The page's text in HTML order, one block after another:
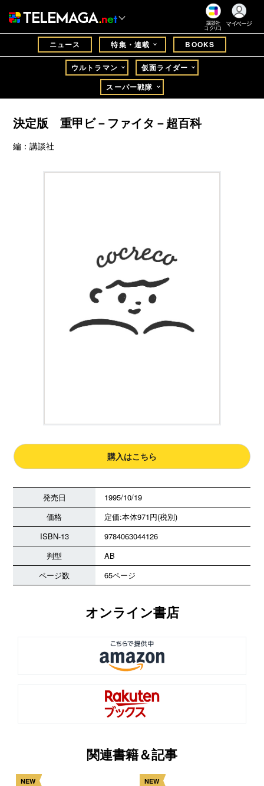
講談社
コクリコ
マイページ
ニュース 特集・連載 BOOKS
ウルトラマン
仮面ライダー
スーパー戦隊
決定版 重甲ビ－ファイタ－超百科
編：講談社
購入はこちら
発売日
1995/10/19
価格
定価:本体971円(税別)
ISBN-13
9784063044126
判型
AB
ページ数
65ページ
オンライン書店
関連書籍＆記事
NEW NEW